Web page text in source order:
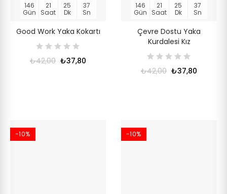
146
Gün
21
Saat
25
Dk
36
Sn
Good Work Yaka Kokartı
₺42,00 ₺37,80
146
Gün
21
Saat
25
Dk
36
Sn
Çevre Dostu Yaka
Kurdalesi Kız
₺42,00 ₺37,80
-10% -10%